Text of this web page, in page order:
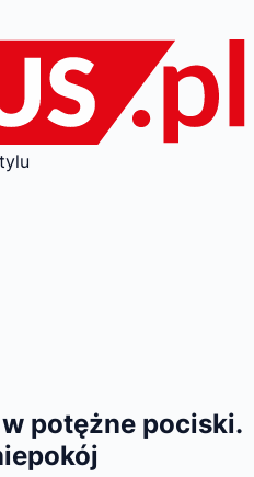
potężne pociski.